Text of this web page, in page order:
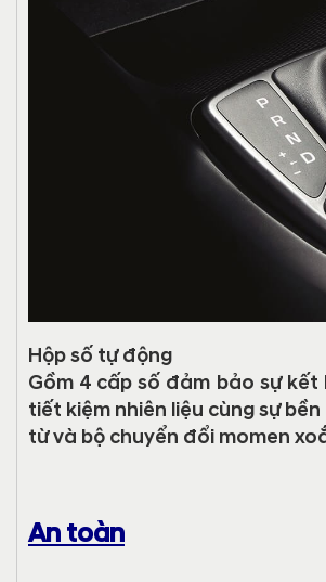
Hộp số tự động
Gồm 4 cấp số đảm bảo sự
tiết kiệm nhiên liệu cùng sự
từ và bộ chuyển đổi momen
An toàn